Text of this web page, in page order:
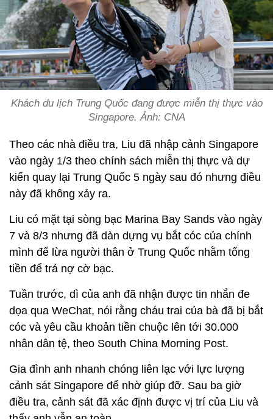
Khách du lịch Trung Quốc đang được miễn thị thực vào
Singapore. Ảnh: CNA
Theo các nhà điều tra, Liu đã nhập cảnh Singapore
vào ngày 1/3 theo chính sách miễn thị thực và dự
kiến ​​quay lại Trung Quốc 5 ngày sau đó nhưng điều
này đã không xảy ra.
Liu có mặt tại sòng bạc Marina Bay Sands vào ngày
7 và 8/3 nhưng đã dàn dựng vụ bắt cóc của chính
mình để lừa người thân ở Trung Quốc nhằm tống
tiền để trả nợ cờ bạc.
Tuần trước, dì của anh đã nhận được tin nhắn đe
dọa qua WeChat, nói rằng cháu trai của bà đã bị bắt
cóc và yêu cầu khoản tiền chuộc lên tới 30.000
nhân dân tệ, theo South China Morning Post.
Gia đình anh nhanh chóng liên lạc với lực lượng
cảnh sát Singapore để nhờ giúp đỡ. Sau ba giờ
điều tra, cảnh sát đã xác định được vị trí của Liu và